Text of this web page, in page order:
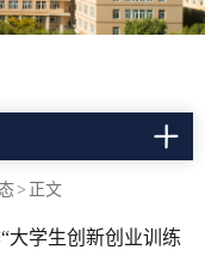
> 正文
大学生创新创业训练